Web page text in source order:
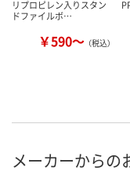
リプロピレン入りスタン
ドファイルボ…
￥590～ （税込）
メーカーからの